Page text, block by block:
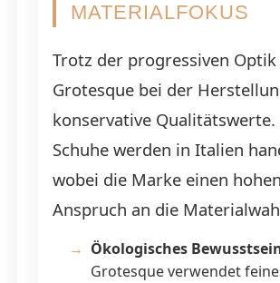
MATERIALFOKUS
Trotz der progressiven
Grotesque bei der
konservative Qualitätswerte.
Schuhe werden in Italien
wobei die Marke einen hohen
Anspruch an die
Ökologisches
Grotesque verwendet